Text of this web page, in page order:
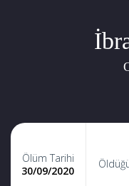
Ölüm Tarihi
30/09/2020